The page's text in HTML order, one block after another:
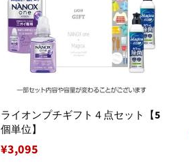
ライオンプチギフト４点セット【5
個単位】
通
¥3,095